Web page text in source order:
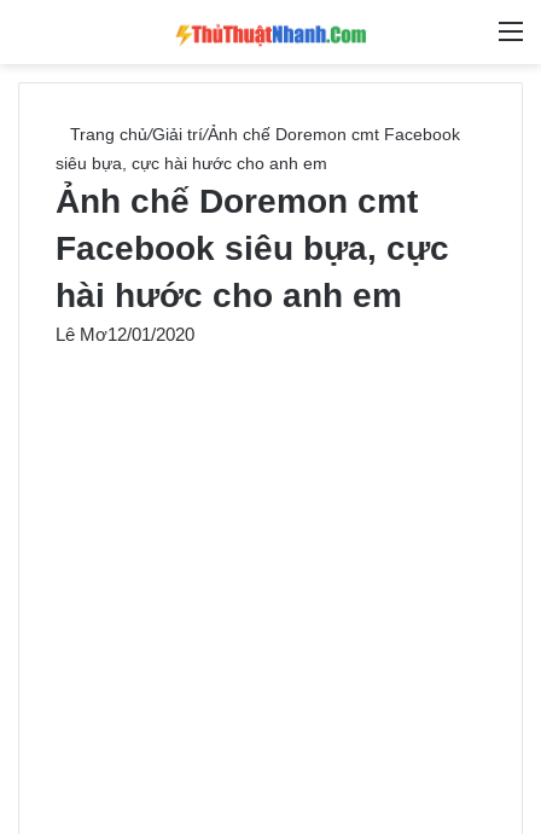
Tìm
Trang chủ/Giải trí/Ảnh chế Doremon cmt Facebook
siêu bựa, cực hài hước cho anh em
Ảnh chế Doremon cmt
Facebook siêu bựa, cực
hài hước cho anh em
Lê Mơ12/01/2020